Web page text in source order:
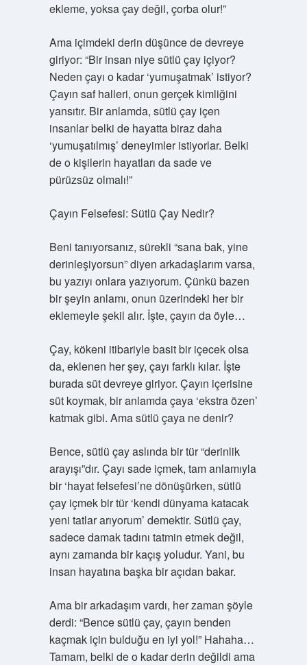
ekleme, yoksa çay değil, çorba olur!”
Ama içimdeki derin düşünce de devreye
giriyor: “Bir insan niye sütlü çay içiyor?
Neden çayı o kadar ‘yumuşatmak’ istiyor?
Çayın saf halleri, onun gerçek kimliğini
yansıtır. Bir anlamda, sütlü çay içen
insanlar belki de hayatta biraz daha
‘yumuşatılmış’ deneyimler istiyorlar. Belki
de o kişilerin hayatları da sade ve
pürüzsüz olmalı!”
Çayın Felsefesi: Sütlü Çay Nedir?
Beni tanıyorsanız, sürekli “sana bak, yine
derinleşiyorsun” diyen arkadaşlarım varsa,
bu yazıyı onlara yazıyorum. Çünkü bazen
bir şeyin anlamı, onun üzerindeki her bir
eklemeyle şekil alır. İşte, çayın da öyle…
Çay, kökeni itibariyle basit bir içecek olsa
da, eklenen her şey, çayı farklı kılar. İşte
burada süt devreye giriyor. Çayın içerisine
süt koymak, bir anlamda çaya ‘ekstra özen’
katmak gibi. Ama sütlü çaya ne denir?
Bence, sütlü çay aslında bir tür “derinlik
arayışı”dır. Çayı sade içmek, tam anlamıyla
bir ‘hayat felsefesi’ne dönüşürken, sütlü
çay içmek bir tür ‘kendi dünyama katacak
yeni tatlar arıyorum’ demektir. Sütlü çay,
sadece damak tadını tatmin etmek değil,
aynı zamanda bir kaçış yoludur. Yani, bu
insan hayatına başka bir açıdan bakar.
Ama bir arkadaşım vardı, her zaman şöyle
derdi: “Bence sütlü çay, çayın benden
kaçmak için bulduğu en iyi yol!” Hahaha…
Tamam, belki de o kadar derin değildi ama